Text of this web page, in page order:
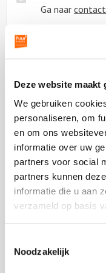
Deze website maakt
We gebruiken
personaliseren, om
en om ons
informatie over uw
partners voor social
partners kunnen
informatie die u aan
verzameld op basis
Noodzakelijk
Ga naar
Plaats
Vergelijkbare uitjes